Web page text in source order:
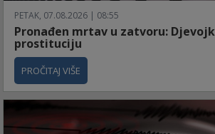
PETAK, 07.08.2026 | 08:55
Pronađen mrtav u zatvoru:
prostituciju
PROČITAJ VIŠE